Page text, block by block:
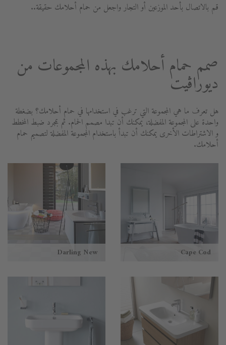
قم بالاتصال بأحد الموزعين أو التجار واجعل من حمام أحلامك حقيقة..
صمم حمام أحلامك بهذه المجموعات من
ديوراڨيت
هل تعرف ما هي المجموعة التي ترغب في استخدامها في حمام أحلامك؟ بضغطة
واحدة على المجموعة المفضلة، يمكنك أن تبدا مصمم الحمام. ثم بمجرد ضبط المخطط
و الاشتراطات الأخرى يمكنك أن تبدأ باستخدام المجموعة المفضلة لتصميم حمام
أحلامك.
Cape Cod
Darling New